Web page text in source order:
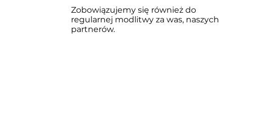
Zobowiązujemy się również do
regularnej modlitwy za was, naszych
partnerów.